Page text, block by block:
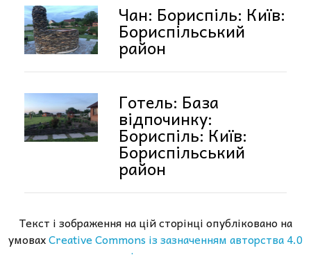
Чан: Бориспіль: Київ:
Бориспільський
район
Готель: База
відпочинку:
Бориспіль: Київ:
Бориспільський
район
Текст і зображення на цій сторінці опубліковано на
умовахCreative Commons із зазначенням авторства 4.0